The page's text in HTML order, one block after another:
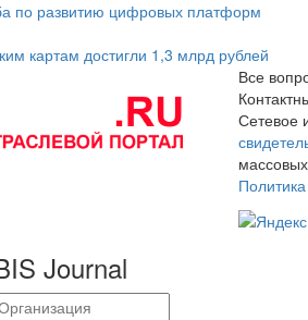
по развитию цифровых платформ
картам достигли 1,3 млрд рублей
Все
Сетевое
Journal